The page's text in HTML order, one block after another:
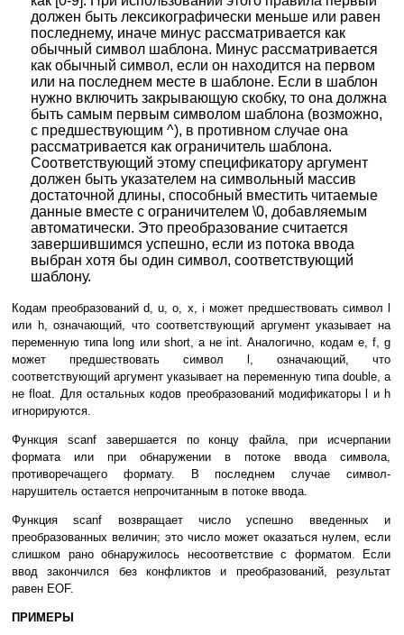
должен быть лексикографически меньше или равен
последнему, иначе минус рассматривается как
обычный символ шаблона. Минус рассматривается
как обычный символ, если он находится на первом
или на последнем месте в шаблоне. Если в шаблон
нужно включить закрывающую скобку, то она должна
быть самым первым символом шаблона (возможно,
с предшествующим ^), в противном случае она
рассматривается как ограничитель шаблона.
Соответствующий этому спецификатору аргумент
должен быть указателем на символьный массив
достаточной длины, способный вместить читаемые
данные вместе с ограничителем \0, добавляемым
автоматически. Это преобразование считается
завершившимся успешно, если из потока ввода
выбран хотя бы один символ, соответствующий
шаблону.
Кодам преобразований d, u, o, x, i может предшествовать символ l
или h, означающий, что соответствующий аргумент указывает на
переменную типа long или short, а не int. Аналогично, кодам e, f, g
может предшествовать символ l, означающий, что
соответствующий аргумент указывает на переменную типа double, а
не float. Для остальных кодов преобразований модификаторы l и h
игнорируются.
Функция scanf завершается по концу файла, при исчерпании
формата или при обнаружении в потоке ввода символа,
противоречащего формату. В последнем случае символ-
нарушитель остается непрочитанным в потоке ввода.
Функция scanf возвращает число успешно введенных и
преобразованных величин; это число может оказаться нулем, если
слишком рано обнаружилось несоответствие с форматом. Если
ввод закончился без конфликтов и преобразований, результат
равен EOF.
ПРИМЕРЫ